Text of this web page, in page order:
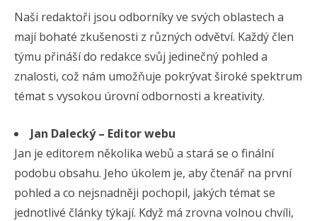
Naši redaktoři jsou odborníky ve svých oblastech a
mají bohaté zkušenosti z různých odvětví. Každý člen
týmu přináší do redakce svůj jedinečný pohled a
znalosti, což nám umožňuje pokrývat široké spektrum
témat s vysokou úrovní odbornosti a kreativity.
Jan Dalecký – Editor webu
Jan je editorem několika webů a stará se o finální
podobu obsahu. Jeho úkolem je, aby čtenář na první
pohled a co nejsnadněji pochopil, jakých témat se
jednotlivé články týkají. Když má zrovna volnou chvíli,